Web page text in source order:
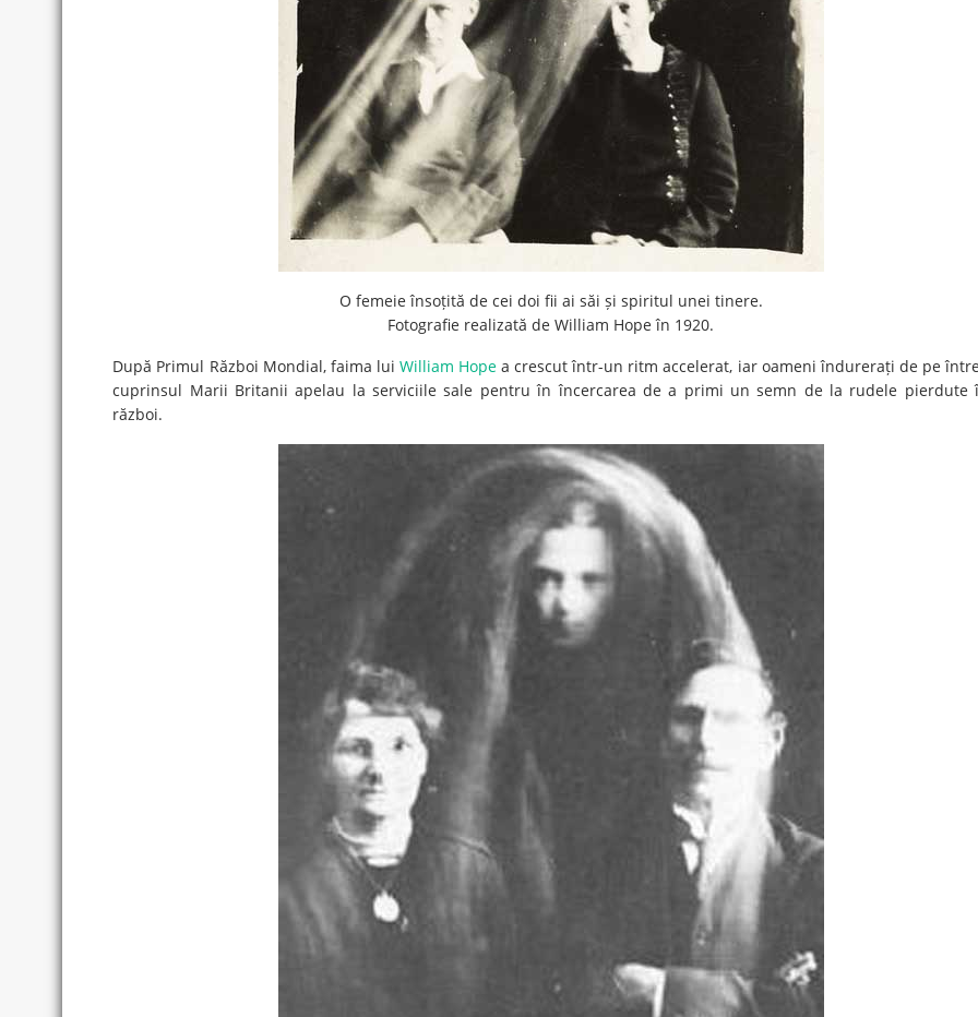
O femeie însoțită de cei doi fii ai săi și spiritul unei tinere.
Fotografie realizată de William Hope în 1920.
După Primul Război Mondial, faima lui William Hope a crescut într-un ritm accelerat, iar oameni îndurerați de pe
cuprinsul Marii Britanii apelau la serviciile sale pentru în încercarea de a primi un semn de la rudele pierdute
război.